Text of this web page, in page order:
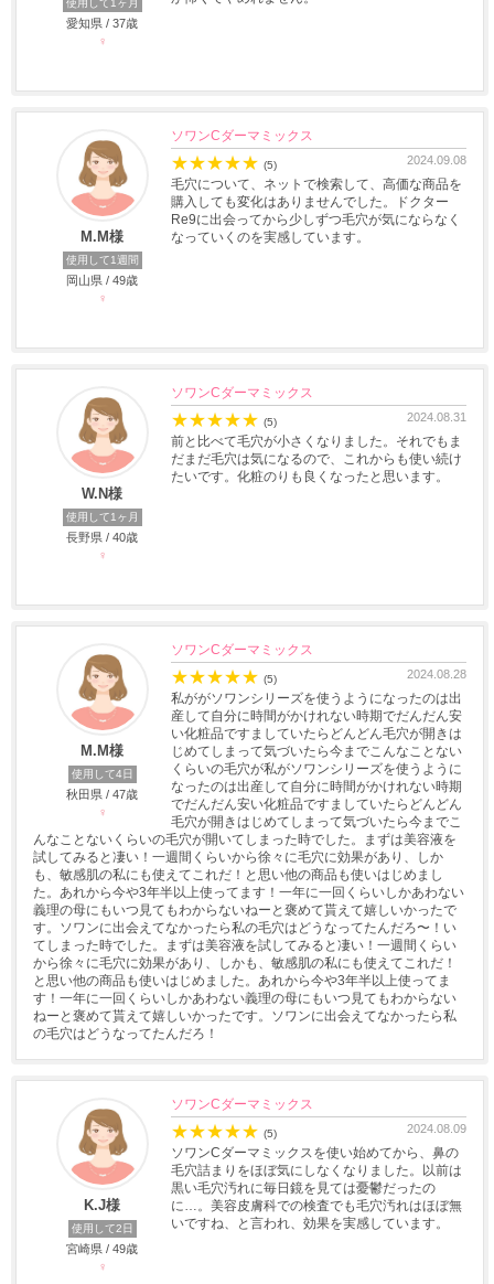
使用して1ヶ月
愛知県 / 37歳
♀
M.M様
使用して1週間
岡山県 / 49歳
♀
ソワンCダーマミックス
★★★★★ (5) 2024.09.08
毛穴について、ネットで検索して、高価な商品を
購入しても変化はありませんでした。ドクター
Re9に出会ってから少しずつ毛穴が気にならなく
なっていくのを実感しています。
W.N様
使用して1ヶ月
長野県 / 40歳
♀
ソワンCダーマミックス
★★★★★ (5) 2024.08.31
前と比べて毛穴が小さくなりました。それでもま
だまだ毛穴は気になるので、これからも使い続け
たいです。化粧のりも良くなったと思います。
M.M様
使用して4日
秋田県 / 47歳
♀
ソワンCダーマミックス
★★★★★ (5) 2024.08.28
私ががソワンシリーズを使うようになったのは出
産して自分に時間がかけれない時期でだんだん安
い化粧品ですましていたらどんどん毛穴が開きは
じめてしまって気づいたら今までこんなことない
くらいの毛穴が私がソワンシリーズを使うように
なったのは出産して自分に時間がかけれない時期
でだんだん安い化粧品ですましていたらどんどん
毛穴が開きはじめてしまって気づいたら今までこ
んなことないくらいの毛穴が開いてしまった時でした。まずは美容液を
試してみると凄い！一週間くらいから徐々に毛穴に効果があり、しか
も、敏感肌の私にも使えてこれだ！と思い他の商品も使いはじめまし
た。あれから今や3年半以上使ってます！一年に一回くらいしかあわない
義理の母にもいつ見てもわからないねーと褒めて貰えて嬉しいかったで
す。ソワンに出会えてなかったら私の毛穴はどうなってたんだろ〜！い
てしまった時でした。まずは美容液を試してみると凄い！一週間くらい
から徐々に毛穴に効果があり、しかも、敏感肌の私にも使えてこれだ！
と思い他の商品も使いはじめました。あれから今や3年半以上使ってま
す！一年に一回くらいしかあわない義理の母にもいつ見てもわからない
ねーと褒めて貰えて嬉しいかったです。ソワンに出会えてなかったら私
の毛穴はどうなってたんだろ！
K.J様
使用して2日
宮崎県 / 49歳
♀
ソワンCダーマミックス
★★★★★ (5) 2024.08.09
ソワンCダーマミックスを使い始めてから、鼻の
毛穴詰まりをほぼ気にしなくなりました。以前は
黒い毛穴汚れに毎日鏡を見ては憂鬱だったの
に…。美容皮膚科での検査でも毛穴汚れはほぼ無
いですね、と言われ、効果を実感しています。